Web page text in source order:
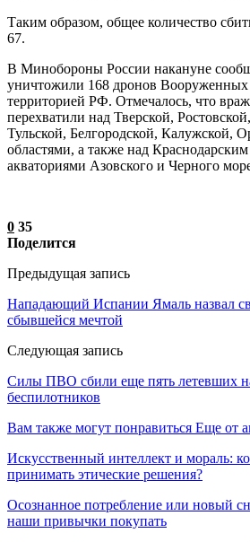
Таким образом, общее количество
67.
В Минобороны России накануне
уничтожили 168 дронов
территорией РФ. Отмечалось, что
перехватили над Тверской,
Тульской, Белгородской, Калужской,
областями, а также над
акваториями Азовского и Черного
0 35
Поделится
Предыдущая запись
Нападающий Испании Ямаль назвал
сбывшейся мечтой
Следующая запись
Силы ПВО сбили еще пять летевших
беспилотников
Вам также могут понравиться Еще от
Искусственный интеллект и мораль:
принимать этические решения?
Осознанное потребление или новый
наши привычки покупать